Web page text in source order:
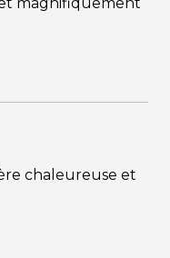
chaleureuse et